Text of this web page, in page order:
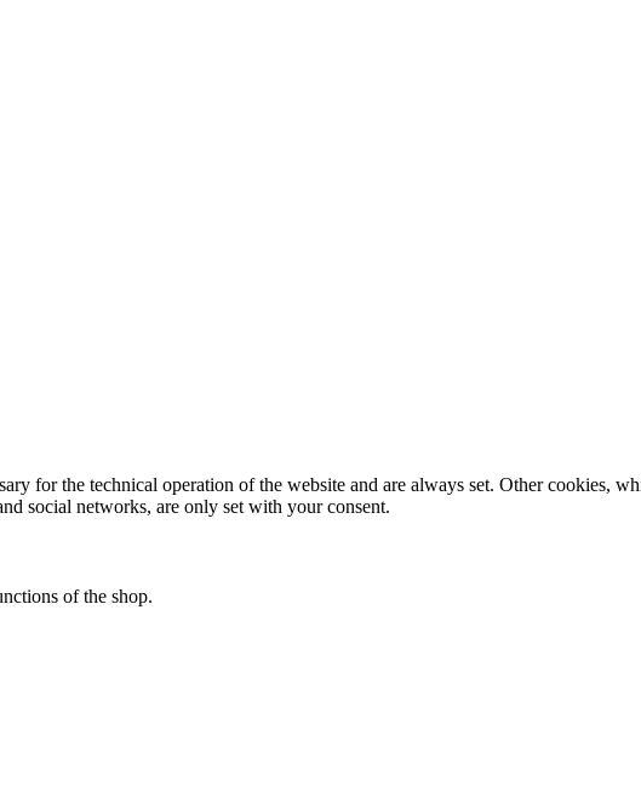
for the technical operation of the website and are always set. Other cookies,
social networks, are only set with your consent.
of the shop.